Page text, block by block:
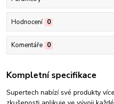
Hodnocení 0
Komentáře 0
Kompletní specifikace
Supertech nabízí své produkty